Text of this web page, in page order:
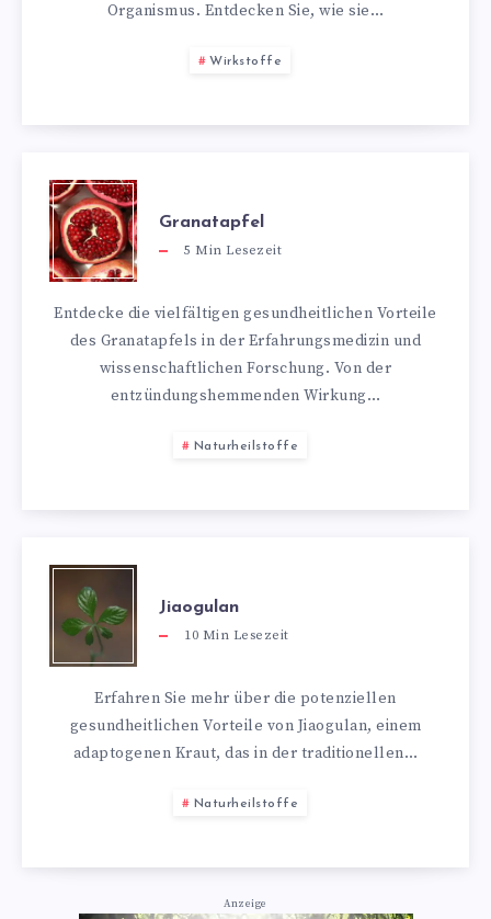
Organismus. Entdecken Sie, wie sie…
Wirkstoffe
Granatapfel
5 Min Lesezeit
Entdecke die vielfältigen gesundheitlichen Vorteile
des Granatapfels in der Erfahrungsmedizin und
wissenschaftlichen Forschung. Von der
entzündungshemmenden Wirkung…
Naturheilstoffe
Jiaogulan
10 Min Lesezeit
Erfahren Sie mehr über die potenziellen
gesundheitlichen Vorteile von Jiaogulan, einem
adaptogenen Kraut, das in der traditionellen…
Naturheilstoffe
Anzeige